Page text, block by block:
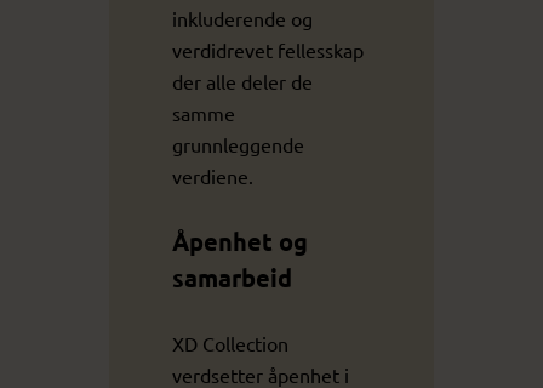
inkluderende og
verdidrevet fellesskap
der alle deler de
samme
grunnleggende
verdiene.
Åpenhet og
samarbeid
XD Collection
verdsetter åpenhet i